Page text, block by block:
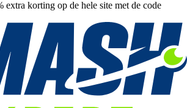
korting op de hele site met de code